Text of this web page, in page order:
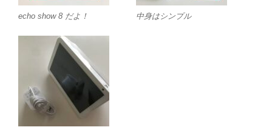
echo show 8 だよ！ 中身はシンプル